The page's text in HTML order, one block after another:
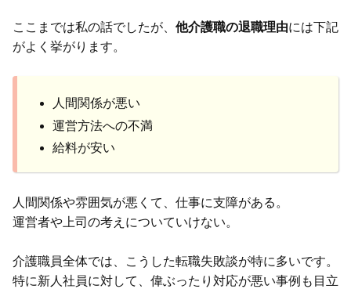
ここまでは私の話でしたが、 他介護職の退職理由には下記
がよく挙がります。
人間関係が悪い
運営方法への不満
給料が安い
人間関係や雰囲気が悪くて、仕事に支障がある。
運営者や上司の考えについていけない。
介護職員全体では、こうした転職失敗談が特に多いです。
特に新人社員に対して、偉ぶったり対応が悪い事例も目立